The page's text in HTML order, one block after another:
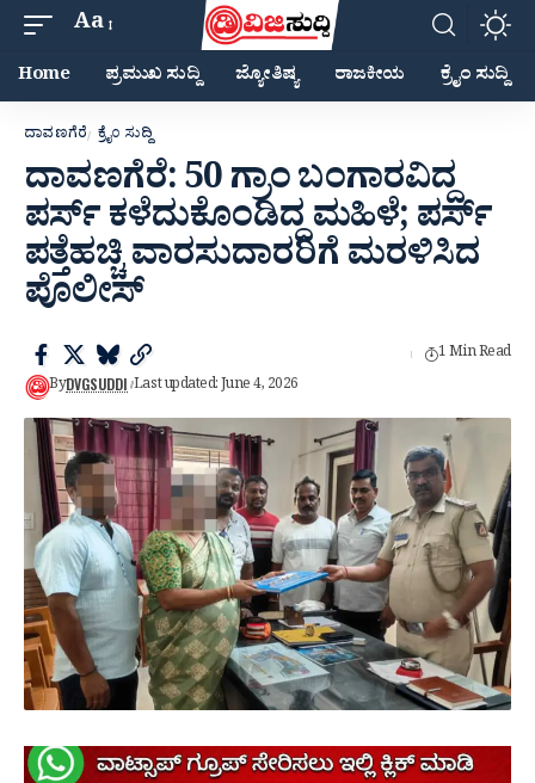
Aa
Home ಪ್ರಮುಖ ಸುದ್ದಿ ಜ್ಯೋತಿಷ್ಯ ರಾಜಕೀಯ ಕ್ರೈಂ ಸುದ್ದಿ
ದಾವಣಗೆರೆ ಕ್ರೈಂ ಸುದ್ದಿ
ದಾವಣಗೆರೆ: 50 ಗ್ರಾಂ ಬಂಗಾರವಿದ್ದ
ಪರ್ಸ್ ಕಳೆದುಕೊಂಡಿದ್ದ ಮಹಿಳೆ; ಪರ್ಸ್
ಪತ್ತೆಹಚ್ಚಿ ವಾರಸುದಾರರಿಗೆ ಮರಳಿಸಿದ
ಪೊಲೀಸ್
ByDVGSUDDI Last updated: June 4, 2026
1 Min Read